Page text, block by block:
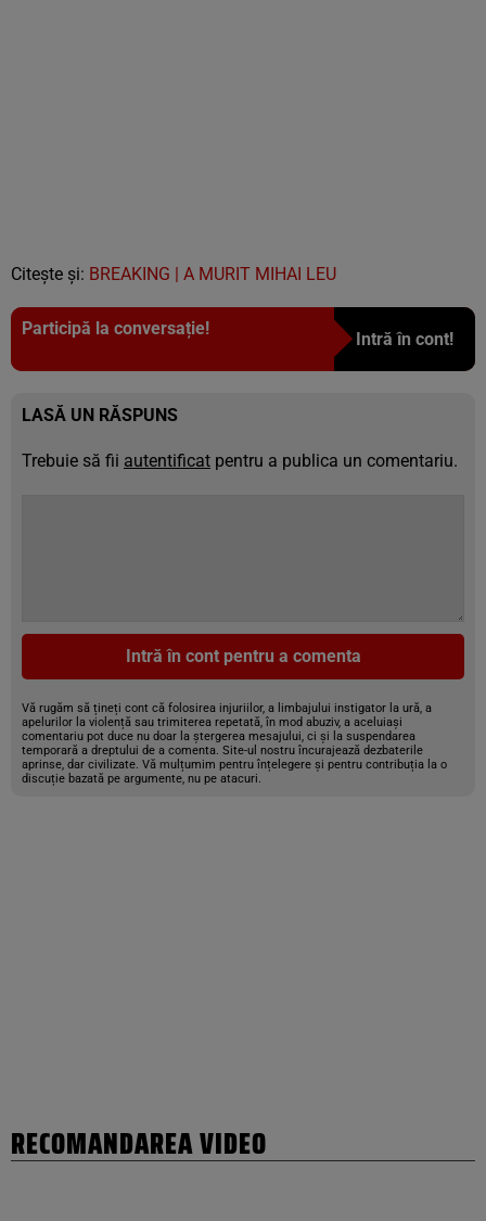
Citește și: BREAKING | A MURIT MIHAI LEU
Participă la conversație!
Intră în cont!
LASĂ UN RĂSPUNS
Trebuie să fii autentificat pentru a publica un comentariu.
Intră în cont pentru a comenta
Vă rugăm să țineți cont că folosirea injuriilor, a limbajului instigator la ură, a
apelurilor la violență sau trimiterea repetată, în mod abuziv, a aceluiași
comentariu pot duce nu doar la ștergerea mesajului, ci și la suspendarea
temporară a dreptului de a comenta. Site-ul nostru încurajează dezbaterile
aprinse, dar civilizate. Vă mulțumim pentru înțelegere și pentru contribuția la o
discuție bazată pe argumente, nu pe atacuri.
RECOMANDAREA VIDEO